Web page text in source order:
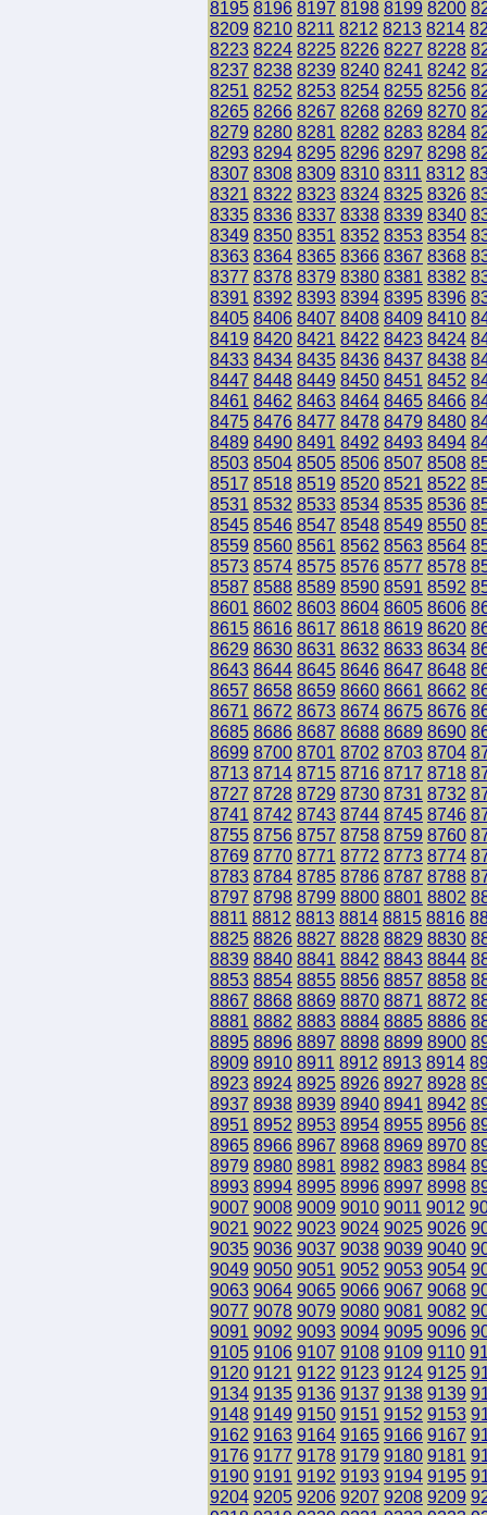
8195 8196 8197 8198 8199 8200
8209 8210 8211 8212 8213 8214
8223 8224 8225 8226 8227 8228
8237 8238 8239 8240 8241 8242
8251 8252 8253 8254 8255 8256
8265 8266 8267 8268 8269 8270
8279 8280 8281 8282 8283 8284
8293 8294 8295 8296 8297 8298
8307 8308 8309 8310 8311 8312
8321 8322 8323 8324 8325 8326
8335 8336 8337 8338 8339 8340
8349 8350 8351 8352 8353 8354
8363 8364 8365 8366 8367 8368
8377 8378 8379 8380 8381 8382
8391 8392 8393 8394 8395 8396
8405 8406 8407 8408 8409 8410
8419 8420 8421 8422 8423 8424
8433 8434 8435 8436 8437 8438
8447 8448 8449 8450 8451 8452
8461 8462 8463 8464 8465 8466
8475 8476 8477 8478 8479 8480
8489 8490 8491 8492 8493 8494
8503 8504 8505 8506 8507 8508
8517 8518 8519 8520 8521 8522
8531 8532 8533 8534 8535 8536
8545 8546 8547 8548 8549 8550
8559 8560 8561 8562 8563 8564
8573 8574 8575 8576 8577 8578
8587 8588 8589 8590 8591 8592
8601 8602 8603 8604 8605 8606
8615 8616 8617 8618 8619 8620
8629 8630 8631 8632 8633 8634
8643 8644 8645 8646 8647 8648
8657 8658 8659 8660 8661 8662
8671 8672 8673 8674 8675 8676
8685 8686 8687 8688 8689 8690
8699 8700 8701 8702 8703 8704
8713 8714 8715 8716 8717 8718
8727 8728 8729 8730 8731 8732
8741 8742 8743 8744 8745 8746
8755 8756 8757 8758 8759 8760
8769 8770 8771 8772 8773 8774
8783 8784 8785 8786 8787 8788
8797 8798 8799 8800 8801 8802
8811 8812 8813 8814 8815 8816
8825 8826 8827 8828 8829 8830
8839 8840 8841 8842 8843 8844
8853 8854 8855 8856 8857 8858
8867 8868 8869 8870 8871 8872
8881 8882 8883 8884 8885 8886
8895 8896 8897 8898 8899 8900
8909 8910 8911 8912 8913 8914
8923 8924 8925 8926 8927 8928
8937 8938 8939 8940 8941 8942
8951 8952 8953 8954 8955 8956
8965 8966 8967 8968 8969 8970
8979 8980 8981 8982 8983 8984
8993 8994 8995 8996 8997 8998
9007 9008 9009 9010 9011 9012
9021 9022 9023 9024 9025 9026
9035 9036 9037 9038 9039 9040
9049 9050 9051 9052 9053 9054
9063 9064 9065 9066 9067 9068
9077 9078 9079 9080 9081 9082
9091 9092 9093 9094 9095 9096
9105 9106 9107 9108 9109 9110
9120 9121 9122 9123 9124 9125
9134 9135 9136 9137 9138 9139
9148 9149 9150 9151 9152 9153
9162 9163 9164 9165 9166 9167
9176 9177 9178 9179 9180 9181
9190 9191 9192 9193 9194 9195
9204 9205 9206 9207 9208 9209